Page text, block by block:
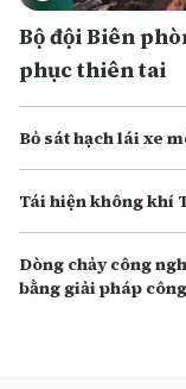
Bộ đội Biên
phục thiên tai
Bỏ sát hạch lái xe
Tái hiện không khí
Dòng chảy công
bằng giải pháp